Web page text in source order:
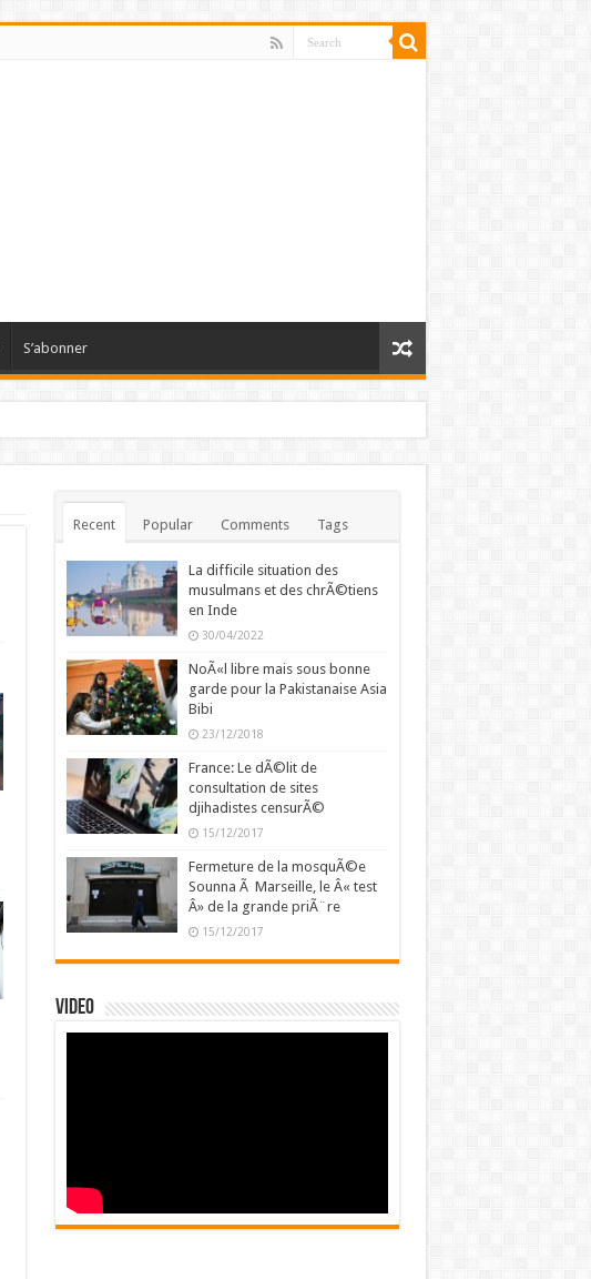
S’abonner
Recent Popular Comments Tags
La difficile situation des
musulmans et des chrÃ©tiens
en Inde
30/04/2022
NoÃ«l libre mais sous bonne
garde pour la Pakistanaise Asia
Bibi
23/12/2018
France: Le dÃ©lit de
consultation de sites
djihadistes censurÃ©
15/12/2017
Fermeture de la mosquÃ©e
Sounna Ã Marseille, le Â« test
Â» de la grande priÃ¨re
15/12/2017
Video